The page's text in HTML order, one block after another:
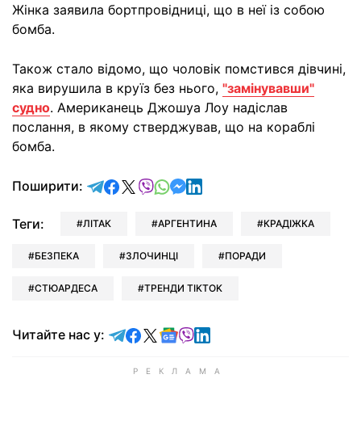
Жінка заявила бортпровідниці, що в неї із собою
бомба.
Також стало відомо, що чоловік помстився дівчині,
яка вирушила в круїз без нього, "замінувавши"
судно. Американець Джошуа Лоу надіслав
послання, в якому стверджував, що на кораблі
бомба.
Поширити: відправити у Telegram
поділитись у Facebook
поділитись у X
відправити у Viber
відправити у Whatsapp
відправити у Messenger
відправити у LinkedIn
Теги: ЛІТАК АРГЕНТИНА КРАДІЖКА
БЕЗПЕКА ЗЛОЧИНЦІ ПОРАДИ
СТЮАРДЕСА ТРЕНДИ TIKTOK
Читайте нас у: Читайте у Telegram
Читайте у Facebook
Читайте у X
Читайте у Google news
Читайте у Viber
Читайте у LinkedIn